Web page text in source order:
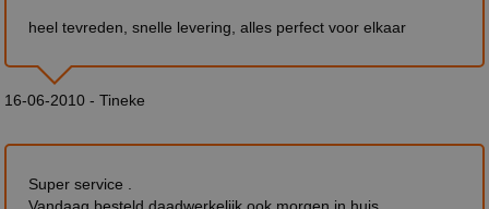
heel tevreden, snelle levering, alles perfect voor elkaar
16-06-2010 - Tineke
Super service .